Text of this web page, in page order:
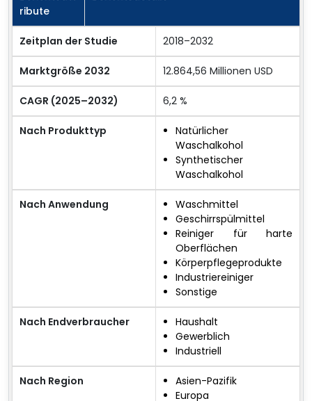
ribute
Zeitplan der Studie 2018–2032
Marktgröße 2032 12.864,56 Millionen USD
CAGR (2025–2032) 6,2 %
Nach Produkttyp
Natürlicher
Waschalkohol
Synthetischer
Waschalkohol
Nach Anwendung
Waschmittel
Geschirrspülmittel
Reiniger für harte
Oberflächen
Körperpflegeprodukte
Industriereiniger
Sonstige
Nach Endverbraucher
Haushalt
Gewerblich
Industriell
Nach Region
Asien-Pazifik
Europa